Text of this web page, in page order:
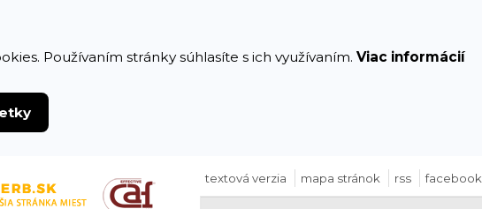
Používaním stránky súhlasíte s ich využívaním. Viac informácií
textová verzia mapa stránok rss facebook